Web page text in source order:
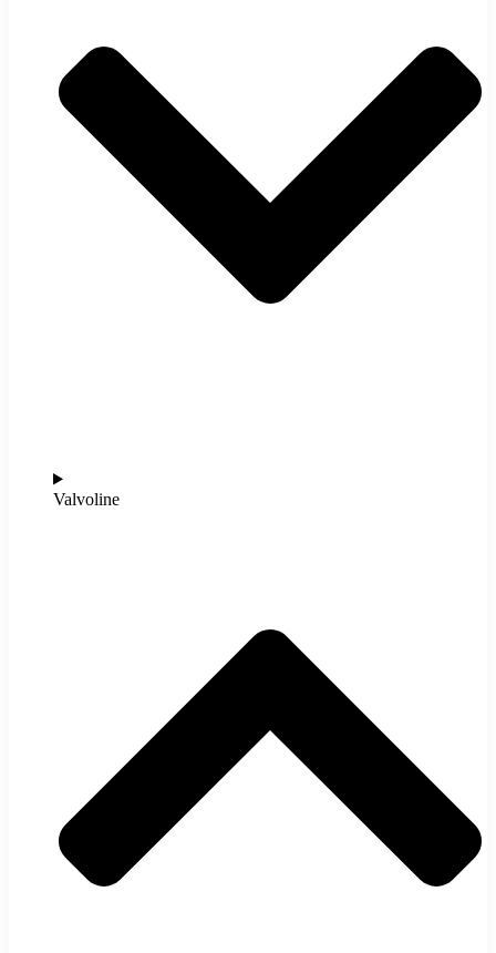
Valvoline